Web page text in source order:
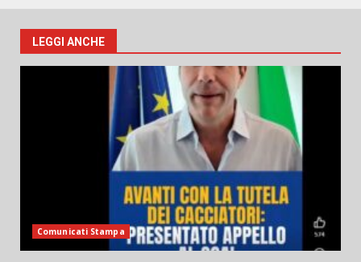
LEGGI ANCHE
Comunicati Stampa